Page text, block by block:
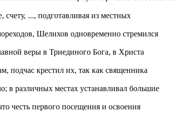
..., подготавливая из местных
Шелихов одновременно стремился
веры в Триединого Бога, в Христа
подчас крестил их, так как священника
в различных местах устанавливал большие
честь первого посещения и освоения